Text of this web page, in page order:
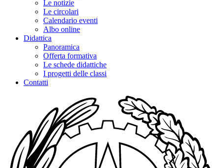
Le notizie
Le circolari
Calendario eventi
Albo online
Didattica
Panoramica
Offerta formativa
Le schede didattiche
I progetti delle classi
Contatti